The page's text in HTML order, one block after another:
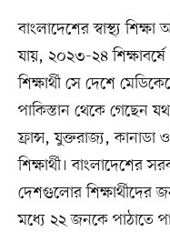
বাংলাদেশের স্বাস্থ্য
যায়, ২০২৩-২৪
শিক্ষার্থী সে দেশে
পাকিস্তান থেকে গেছেন
ফ্রান্স, যুক্তরাজ্য,
শিক্ষার্থী। বাংলাদেশের
দেশগুলোর শিক্ষার্থীদের
মধ্যে ২২ জনকে পাঠাতে